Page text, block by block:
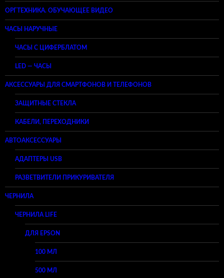
ОРГТЕХНИКА. ОБУЧАЮЩЕЕ ВИДЕО
ЧАСЫ НАРУЧНЫЕ
ЧАСЫ С ЦИФЕРБЛАТОМ
LED — ЧАСЫ
АКСЕССУАРЫ ДЛЯ СМАРТФОНОВ И ТЕЛЕФОНОВ
ЗАЩИТНЫЕ СТЕКЛА
КАБЕЛИ, ПЕРЕХОДНИКИ
АВТОАКСЕССУАРЫ
АДАПТЕРЫ USB
РАЗВЕТВИТЕЛИ ПРИКУРИВАТЕЛЯ
ЧЕРНИЛА
ЧЕРНИЛА LIFE
ДЛЯ EPSON
100 МЛ
500 МЛ